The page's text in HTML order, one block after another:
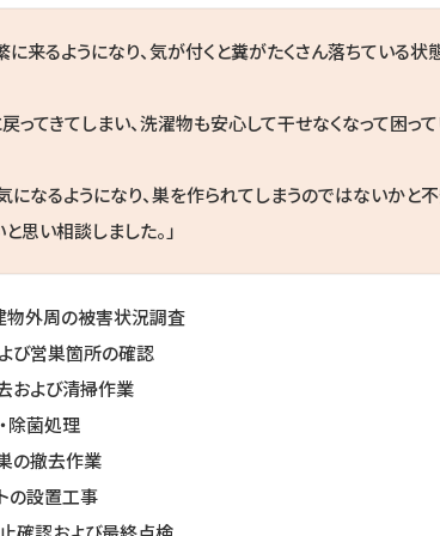
来るようになり、気が付くと糞がたくさん落ちている状
ってきてしまい、洗濯物も安心して干せなくなって困って
なるようになり、巣を作られてしまうのではないかと
思い相談しました。」
物外周の被害状況調査
び営巣箇所の確認
および清掃作業
除菌処理
の撤去作業
の設置工事